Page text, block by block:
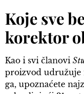
Koje sve
korektor
Kao i svi članovi
proizvod udružuje
ga, upoznaćete